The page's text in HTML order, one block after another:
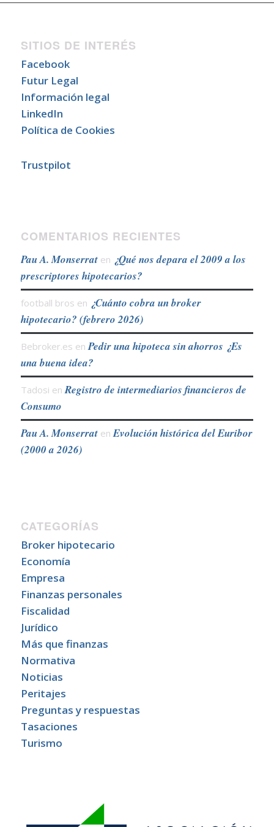
SITIOS DE INTERÉS
Facebook
Futur Legal
Información legal
LinkedIn
Política de Cookies
Trustpilot
COMENTARIOS RECIENTES
Pau A. Monserraten ¿Qué nos depara el 2009 a los
prescriptores hipotecarios?
football bros en ¿Cuánto cobra un broker
hipotecario? (febrero 2026)
Bebroker.es enPedir una hipoteca sin ahorros ¿Es
una buena idea?
Tadosi enRegistro de intermediarios financieros de
Consumo
Pau A. MonserratenEvolución histórica del Euribor
(2000 a 2026)
CATEGORÍAS
Broker hipotecario
Economía
Empresa
Finanzas personales
Fiscalidad
Jurídico
Más que finanzas
Normativa
Noticias
Peritajes
Preguntas y respuestas
Tasaciones
Turismo